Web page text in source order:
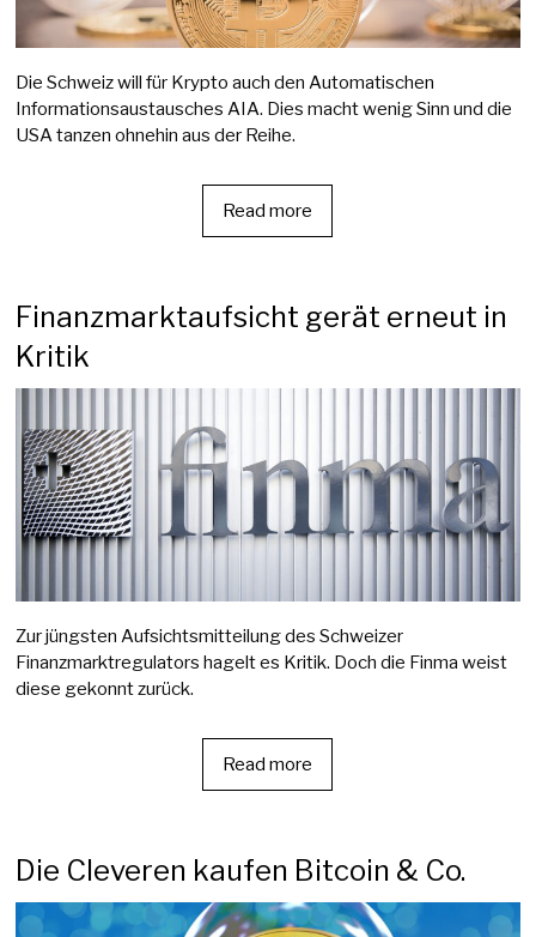
Die Schweiz will für Krypto auch den Automatischen
Informationsaustausches AIA. Dies macht wenig Sinn und die
USA tanzen ohnehin aus der Reihe.
Read more
Finanzmarktaufsicht gerät erneut in
Kritik
Zur jüngsten Aufsichtsmitteilung des Schweizer
Finanzmarktregulators hagelt es Kritik. Doch die Finma weist
diese gekonnt zurück.
Read more
Die Cleveren kaufen Bitcoin & Co.